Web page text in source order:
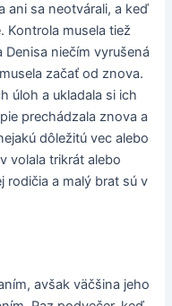
ani sa neotvárali, a keď
Kontrola musela tiež
niečím vyrušená
začať od znova.
úloh a ukladala si ich
prechádzala znova a
dôležitú vec alebo
volala trikrát alebo
rodičia a malý brat sú v
avšak väčšina jeho